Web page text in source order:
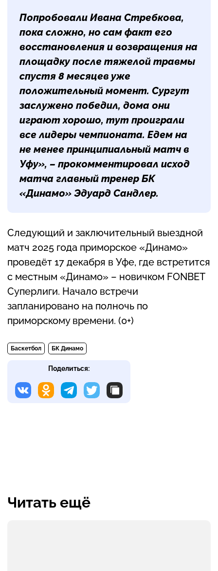
Попробовали Ивана Стребкова,
пока сложно, но сам факт его
восстановления и возвращения на
площадку после тяжелой травмы
спустя 8 месяцев уже
положительный момент. Сургут
заслужено победил, дома они
играют хорошо, тут проиграли
все лидеры чемпионата. Едем на
не менее принципиальный матч в
Уфу», – прокомментировал исход
матча главный тренер БК
«Динамо» Эдуард Сандлер.
Следующий и заключительный выездной
матч 2025 года приморское «Динамо»
проведёт 17 декабря в Уфе, где встретится
с местным «Динамо» – новичком FONBET
Суперлиги. Начало встречи
запланировано на полночь по
приморскому времени. (0+)
Баскетбол БК Динамо
Поделиться:
Читать ещё